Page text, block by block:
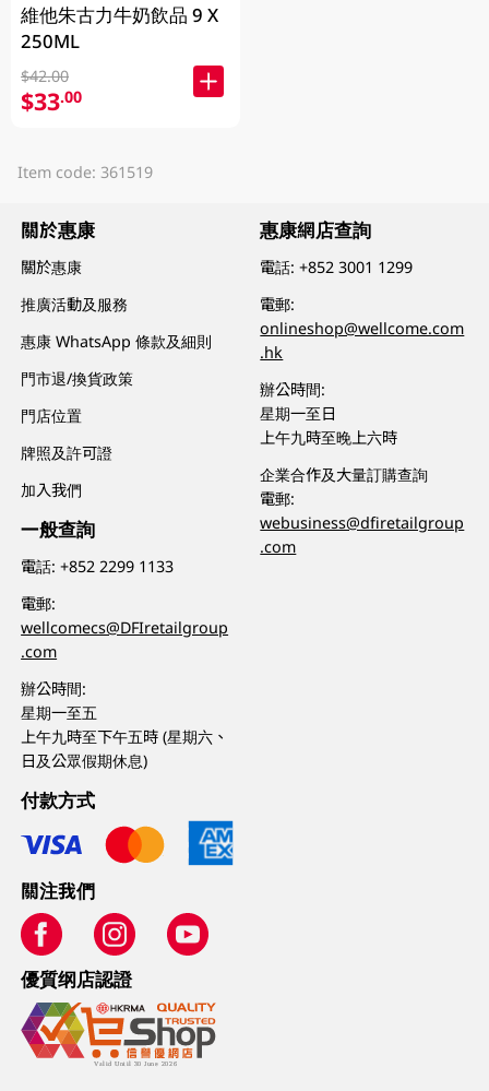
維他朱古力牛奶飲品 9 X
250ML
$42.00
$33.00
Item code: 361519
關於惠康
關於惠康
推廣活動及服務
惠康 WhatsApp 條款及細則
門市退/換貨政策
門店位置
牌照及許可證
加入我們
一般查詢
電話:+852 2299 1133
電郵:
wellcomecs@DFIretailgroup
.com
辦公時間:
星期一至五
上午九時至下午五時 (星期六、
日及公眾假期休息)
惠康網店查詢
電話:+852 3001 1299
電郵:
onlineshop@wellcome.com
.hk
辦公時間:
星期一至日
上午九時至晚上六時
企業合作及大量訂購查詢
電郵:
webusiness@dfiretailgroup
.com
付款方式
關注我們
優質纲店認證